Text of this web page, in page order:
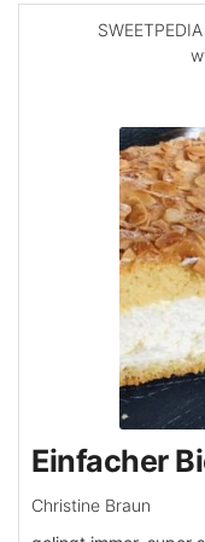
SWEETPEDIA | modernes kreatives Backen |
Einfacher
Christine Braun